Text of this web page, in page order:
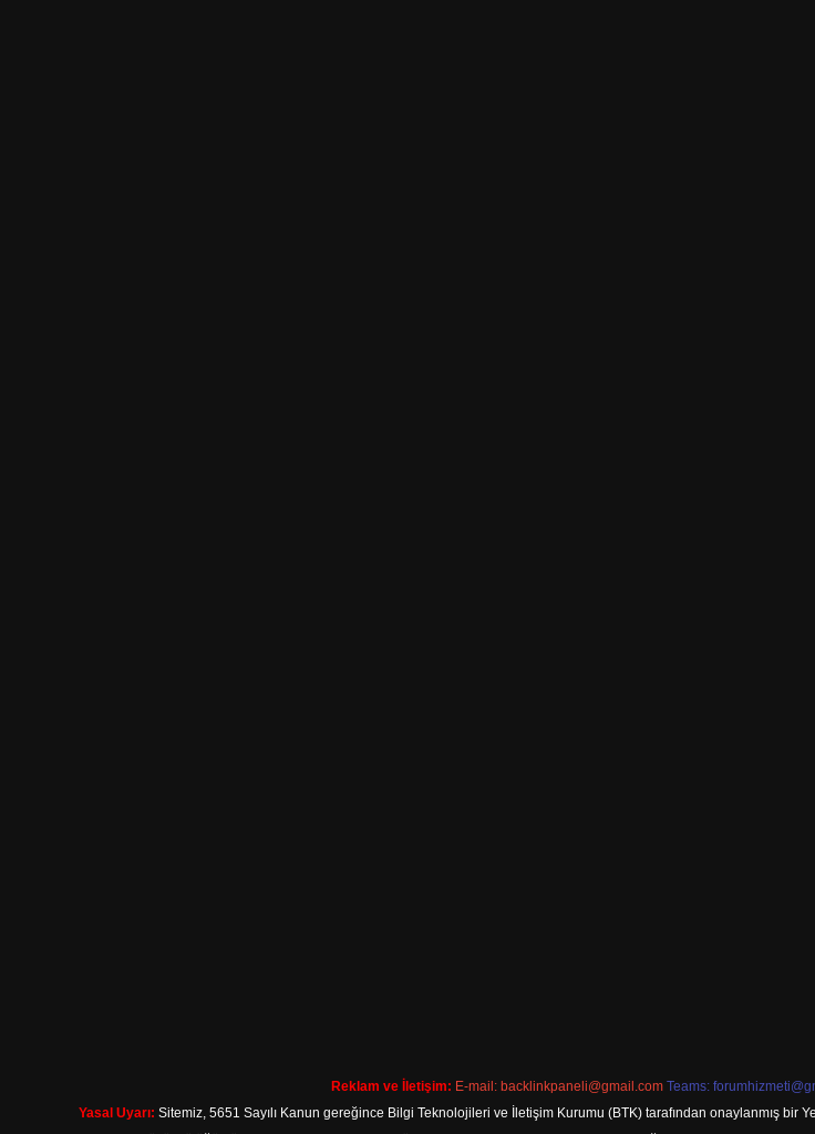
Reklam ve İletişim: E-mail: backlinkpaneli@gmail.com Teams:
Yasal Uyarı: Sitemiz, 5651 Sayılı Kanun gereğince Bilgi Teknolojileri ve İletişim Kurumu (BTK) tarafından onaylanmış